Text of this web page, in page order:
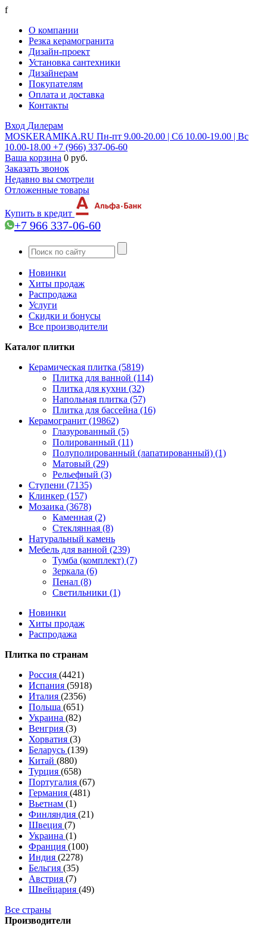
f
О компании
Резка керамогранита
Дизайн-проект
Установка сантехники
Дизайнерам
Покупателям
Оплата и доставка
Контакты
Вход Дилерам
MOSKERAMIKA.RU Пн-пт 9.00-20.00 | Сб 10.00-19.00 | Вс
10.00-18.00 +7 (966) 337-06-60
Ваша корзина 0 руб.
Заказать звонок
Недавно вы смотрели
Отложенные товары
Купить в кредит
+7 966 337-06-60
Новинки
Хиты продаж
Распродажа
Услуги
Скидки и бонусы
Все производители
Каталог плитки
Керамическая плитка (5819)
Плитка для ванной (114)
Плитка для кухни (32)
Напольная плитка (57)
Плитка для бассейна (16)
Керамогранит (19862)
Глазурованный (5)
Полированный (11)
Полуполированный (лапатированный) (1)
Матовый (29)
Рельефный (3)
Ступени (7135)
Клинкер (157)
Мозаика (3678)
Каменная (2)
Стеклянная (8)
Натуральный камень
Мебель для ванной (239)
Тумба (комплект) (7)
Зеркала (6)
Пенал (8)
Светильники (1)
Новинки
Хиты продаж
Распродажа
Плитка по странам
Россия (4421)
Испания (5918)
Италия (2356)
Польша (651)
Украина (82)
Венгрия (3)
Хорватия (3)
Беларусь (139)
Китай (880)
Турция (658)
Португалия (67)
Германия (481)
Вьетнам (1)
Финляндия (21)
Швеция (7)
Украина (1)
Франция (100)
Индия (2278)
Бельгия (35)
Австрия (7)
Швейцария (49)
Все страны
Производители